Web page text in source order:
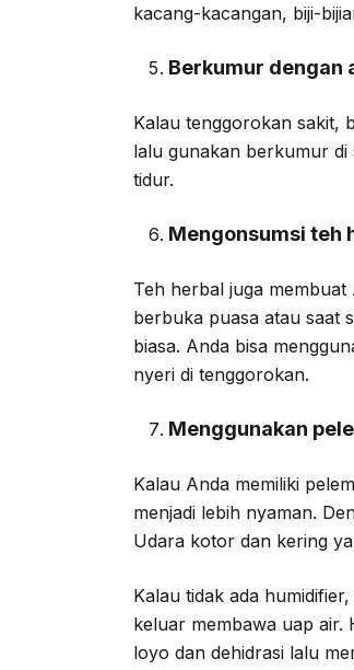
kacang-kacangan, biji-
Berkumur dengan
Kalau tenggorokan sakit,
lalu gunakan berkumur di
tidur.
Mengonsumsi teh
Teh herbal juga membuat
berbuka puasa atau saat
biasa. Anda bisa
nyeri di tenggorokan.
Menggunakan
Kalau Anda memiliki
menjadi lebih nyaman.
Udara kotor dan kering
Kalau tidak ada
keluar membawa uap
loyo dan dehidrasi lalu